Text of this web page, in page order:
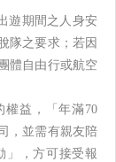
遊期間之人身安
隊之要求；若因
體自由行或航空
權益，「年滿70
，並需有親友陪
」，方可接受報